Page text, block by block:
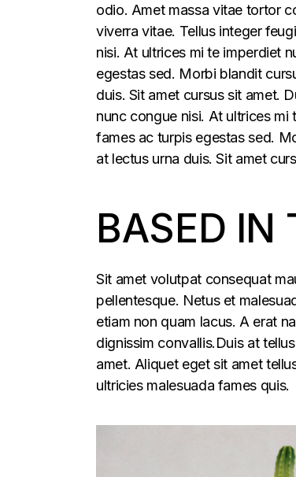
odio. Amet massa vitae tortor
viverra vitae. Tellus integer
nisi. At ultrices mi te imperdiet
egestas sed. Morbi blandit
duis. Sit amet cursus sit amet.
nunc congue nisi. At ultrices mi
fames ac turpis egestas sed.
at lectus urna duis. Sit amet
BASED IN
Sit amet volutpat consequat
pellentesque. Netus et
etiam non quam lacus. A erat
dignissim convallis.Duis at
amet. Aliquet eget sit amet
ultricies malesuada fames quis.